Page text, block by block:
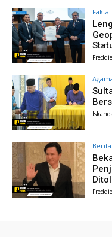
Fakta
Berita